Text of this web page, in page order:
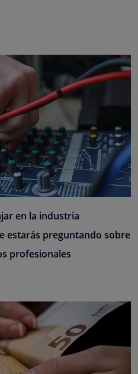
en la industria
estarás preguntando sobre
profesionales